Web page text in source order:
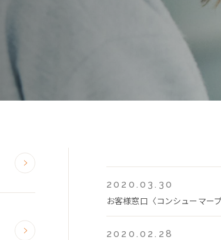
2020.03.30
お客様窓口〈コンシューマー
2020.02.28